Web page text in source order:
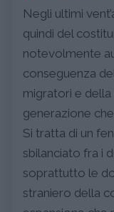
Negli ultimi
quindi del
notevolmente
conseguenza
migratori e
generazione
Si tratta di un
sbilanciato fra i
soprattutto le
straniero della